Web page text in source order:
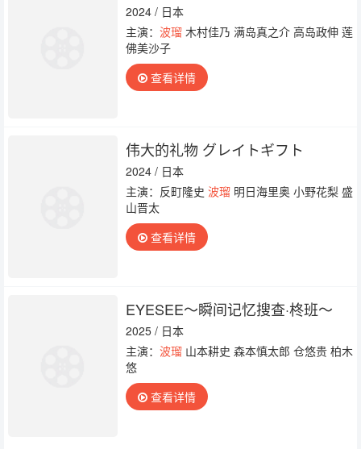
2024 / 日本
主演： 波瑠木村佳乃 满岛真之介 高岛政伸 莲
佛美沙子
查看详情
伟大的礼物 グレイトギフト
2024 / 日本
主演：反町隆史 波瑠明日海里奥 小野花梨 盛
山晋太
查看详情
EYESEE～瞬间记忆搜查·柊班～
2025 / 日本
主演： 波瑠山本耕史 森本慎太郎 仓悠贵 柏木
悠
查看详情